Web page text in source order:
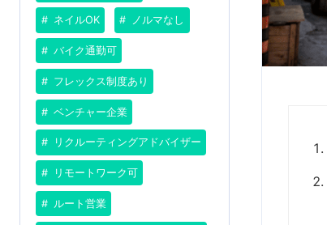
ネイルOK ノルマなし
バイク通勤可
フレックス制度あり
ベンチャー企業
リクルーティングアドバイザー
リモートワーク可
ルート営業